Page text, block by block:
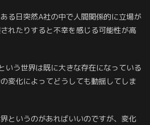
る日突然A社の中で人間関係的に立場が
れたりすると不幸を感じる可能性が高
いう世界は既に大きな存在になっている
変化によってどうしても動揺してしま
というのがあればいいのですが、変化